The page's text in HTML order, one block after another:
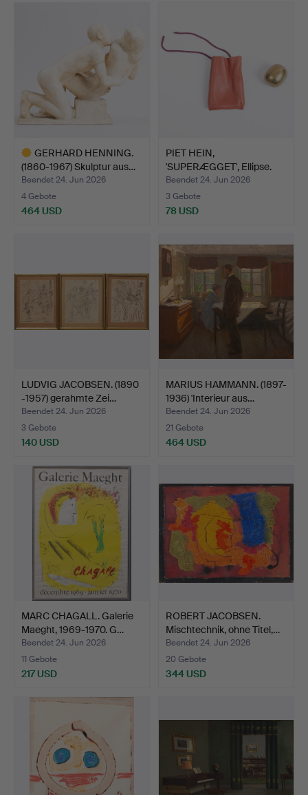
GERHARD HENNING.
(1860-1967) Skulptur aus…
Beendet 24. Jun 2026
4 Gebote
464 USD
PIET HEIN,
'SUPERÆGGET', Ellipse.
Beendet 24. Jun 2026
3 Gebote
78 USD
LUDVIG JACOBSEN. (1890
-1957) gerahmte Zei…
Beendet 24. Jun 2026
3 Gebote
140 USD
MARIUS HAMMANN. (1897-
1936) 'Interieur aus…
Beendet 24. Jun 2026
21 Gebote
464 USD
MARC CHAGALL. Galerie
Maeght, 1969-1970. G…
Beendet 24. Jun 2026
11 Gebote
217 USD
ROBERT JACOBSEN.
Mischtechnik, ohne Titel,…
Beendet 24. Jun 2026
20 Gebote
344 USD